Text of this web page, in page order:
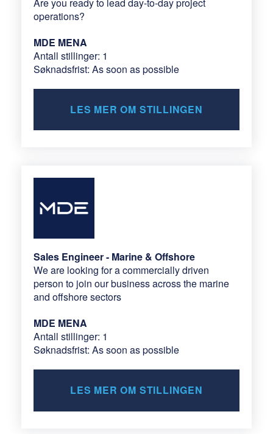
operations?
MDE MENA
Antall stillinger: 1
Søknadsfrist: As soon as possible
LES MER OM STILLINGEN
Sales Engineer - Marine & Offshore
We are looking for a commercially driven
person to join our business across the marine
and offshore sectors
MDE MENA
Antall stillinger: 1
Søknadsfrist: As soon as possible
LES MER OM STILLINGEN